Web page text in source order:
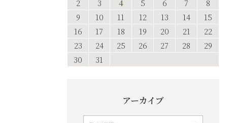
2
3 4 5 6 7
8
9
10 11 12 13 14
15
16
17 18 19 20 21
22
23
24 25 26 27 28
29
30
31
アーカイブ